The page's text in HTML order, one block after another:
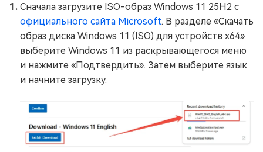
Сначала загрузите ISO-образ Windows 11 25H2 с
официального сайта Microsoft. В разделе «Скачать
образ диска Windows 11 (ISO) для устройств x64»
выберите Windows 11 из раскрывающегося меню
и нажмите «Подтвердить». Затем выберите язык
и начните загрузку.